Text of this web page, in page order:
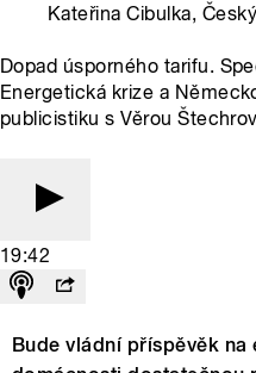
Kateřina Cibulka,
Dopad úsporného tarifu.
Energetická krize a
publicistiku s Věrou
19:42
Bude vládní příspěvěk na